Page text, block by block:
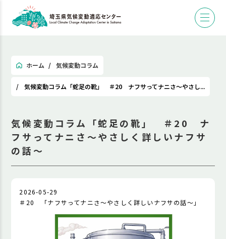
ホーム 気候変動コラム
気候変動コラム「蛇足の靴」 ＃20 ナフサってナニさ～やさし...
気候変動コラム「蛇足の靴」 ＃20 ナ
フサってナニさ～やさしく詳しいナフサ
の話～
2026-05-29
＃20 「ナフサってナニさ～やさしく詳しいナフサの話～」